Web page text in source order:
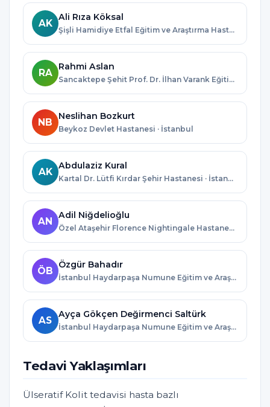
AK
Ali Rıza Köksal
Şişli Hamidiye Etfal Eğitim ve Araştırma Hastanesi · İstanbul
RA
Rahmi Aslan
Sancaktepe Şehit Prof. Dr. İlhan Varank Eğitim ve Araştırma Hastanesi · İstanbul
NB
Neslihan Bozkurt
Beykoz Devlet Hastanesi · İstanbul
AK
Abdulaziz Kural
Kartal Dr. Lütfi Kırdar Şehir Hastanesi · İstanbul
AN
Adil Niğdelioğlu
Özel Ataşehir Florence Nightingale Hastanesi · İstanbul
ÖB
Özgür Bahadır
İstanbul Haydarpaşa Numune Eğitim ve Araştırma Hastanesi · İstanbul
AS
Ayça Gökçen Değirmenci Saltürk
İstanbul Haydarpaşa Numune Eğitim ve Araştırma Hastanesi · İstanbul
Tedavi Yaklaşımları
Ülseratif Kolit tedavisi hasta bazlı